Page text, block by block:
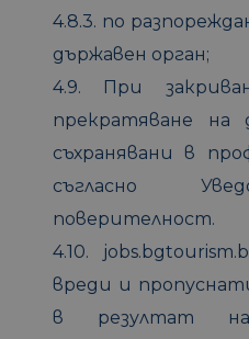
4.8.3. по
държавен орган;
4.9. При
прекратяване на
съхранявани в
съгласно
поверителност.
4.10.
вреди и
в резултат